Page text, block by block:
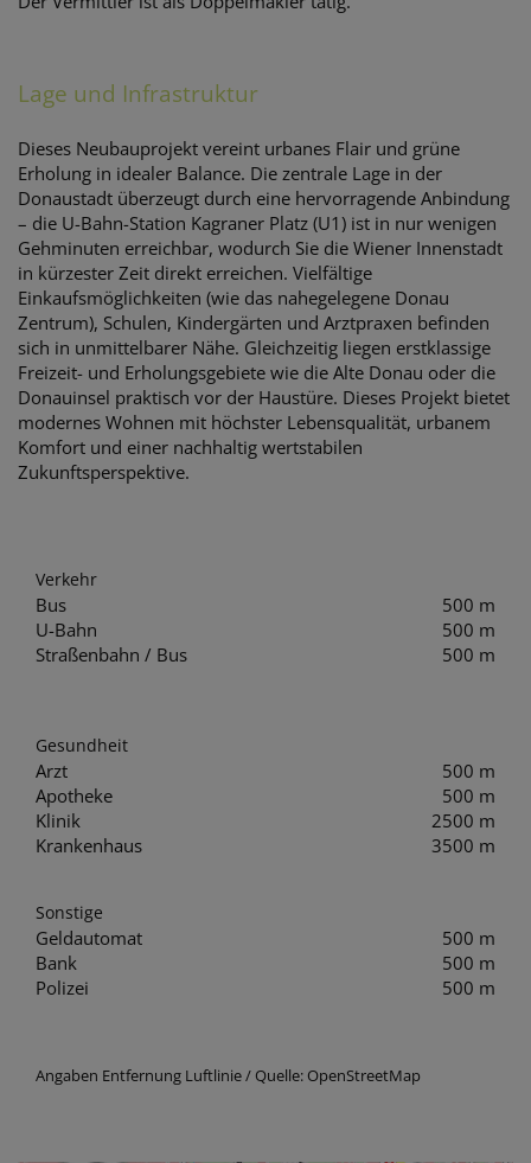
Lage und Infrastruktur
Dieses Neubauprojekt vereint urbanes Flair und grüne
Erholung in idealer Balance. Die zentrale Lage in der
Donaustadt überzeugt durch eine hervorragende Anbindung
– die U-Bahn-Station Kagraner Platz (U1) ist in nur wenigen
Gehminuten erreichbar, wodurch Sie die Wiener Innenstadt
in kürzester Zeit direkt erreichen. Vielfältige
Einkaufsmöglichkeiten (wie das nahegelegene Donau
Zentrum), Schulen, Kindergärten und Arztpraxen befinden
sich in unmittelbarer Nähe. Gleichzeitig liegen erstklassige
Freizeit- und Erholungsgebiete wie die Alte Donau oder die
Donauinsel praktisch vor der Haustüre. Dieses Projekt bietet
modernes Wohnen mit höchster Lebensqualität, urbanem
Komfort und einer nachhaltig wertstabilen
Zukunftsperspektive.
Verkehr
Bus
500 m
U-Bahn
500 m
Straßenbahn / Bus
500 m
Gesundheit
Arzt
500 m
Apotheke
500 m
Klinik
2500 m
Krankenhaus
3500 m
Sonstige
Geldautomat
500 m
Bank
500 m
Polizei
500 m
Angaben Entfernung Luftlinie / Quelle: OpenStreetMap